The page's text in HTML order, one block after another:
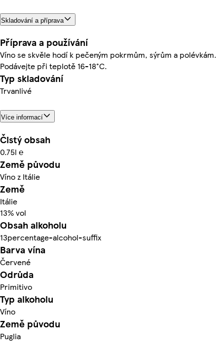
Skladování a příprava
Příprava a používání
Víno se skvěle hodí k pečeným pokrmům, sýrům a polévkám.
Podávejte při teplotě 16-18°C.
Typ skladování
Trvanlivé
Více informací
Čistý obsah
0.75l ℮
Země původu
Víno z Itálie
Země
Itálie
13% vol
Obsah alkoholu
13percentage-alcohol-suffix
Barva vína
Červené
Odrůda
Primitivo
Typ alkoholu
Víno
Země původu
Puglia